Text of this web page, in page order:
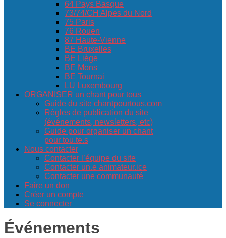
64 Pays Basque
73/74/CH Alpes du Nord
75 Paris
76 Rouen
87 Haute-Vienne
BE Bruxelles
BE Liège
BE Mons
BE Tournai
LU Luxembourg
ORGANISER un chant pour tous
Guide du site chantpourtous.com
Règles de publication du site
(événements, newsletters, etc)
Guide pour organiser un chant
pour tou.te.s
Nous contacter
Contacter l’équipe du site
Contacter un.e animateur.ice
Contacter une communauté
Faire un don
Créer un compte
Se connecter
Événements